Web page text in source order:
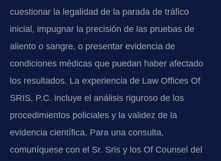
cuestionar la legalidad de la parada de tráfico
inicial, impugnar la precisión de las pruebas de
aliento o sangre, o presentar evidencia de
condiciones médicas que puedan haber afectado
los resultados. La experiencia de Law Offices Of
SRIS, P.C. incluye el análisis riguroso de los
procedimientos policiales y la validez de la
evidencia científica. Para una consulta,
comuníquese con el Sr. Sris y los Of Counsel del